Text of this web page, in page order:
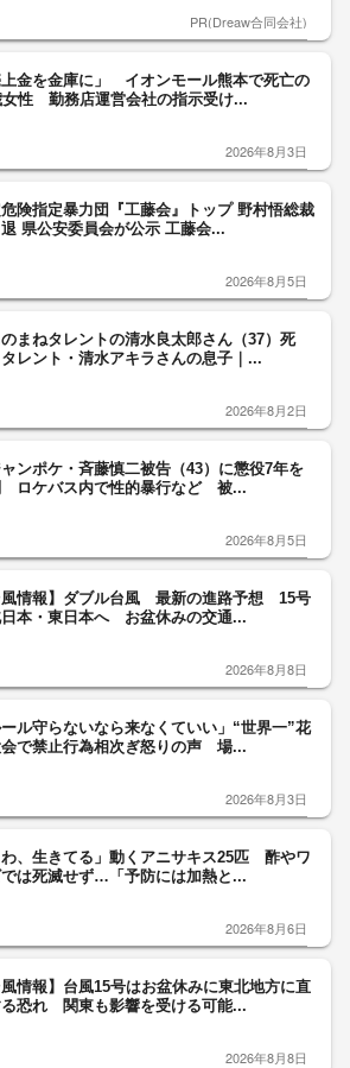
PR(Dreaw合同会社)
上金を金庫に」 イオンモール熊本で死亡の
女性 勤務店運営会社の指示受け...
2026年8月3日
険指定暴力団『工藤会』トップ 野村悟総裁
県公安委員会が公示 工藤会...
2026年8月5日
まねタレントの清水良太郎さん（37）死
レント・清水アキラさんの息子｜...
2026年8月2日
ンポケ・斉藤慎二被告（43）に懲役7年を
ロケバス内で性的暴行など 被...
2026年8月5日
風情報】ダブル台風 最新の進路予想 15号
日本・東日本へ お盆休みの交通...
2026年8月8日
ール守らないなら来なくていい」“世界一”花
会で禁止行為相次ぎ怒りの声 場...
2026年8月3日
わ、生きてる」動くアニサキス25匹 酢やワ
は死滅せず…「予防には加熱と...
2026年8月6日
風情報】台風15号はお盆休みに東北地方に直
恐れ 関東も影響を受ける可能...
2026年8月8日